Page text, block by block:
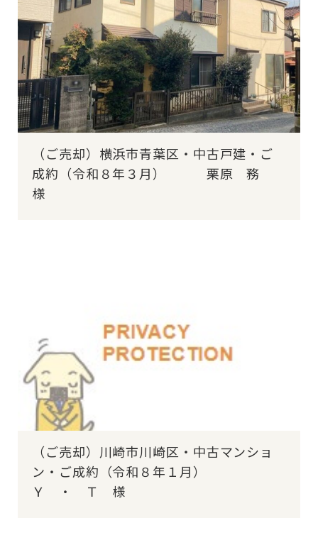
（ご売却）横浜市青葉区・中古戸建・ご
成約（令和８年３月） 栗原 務
様
（ご売却）川崎市川崎区・中古マンショ
ン・ご成約（令和８年１月）
Ｙ ・ Ｔ 様